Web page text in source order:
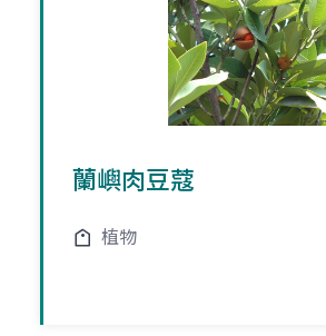
蘭嶼肉豆蔻
植物